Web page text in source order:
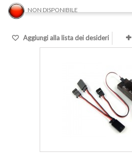
NON DISPONIBILE
Aggiungi alla lista dei desideri